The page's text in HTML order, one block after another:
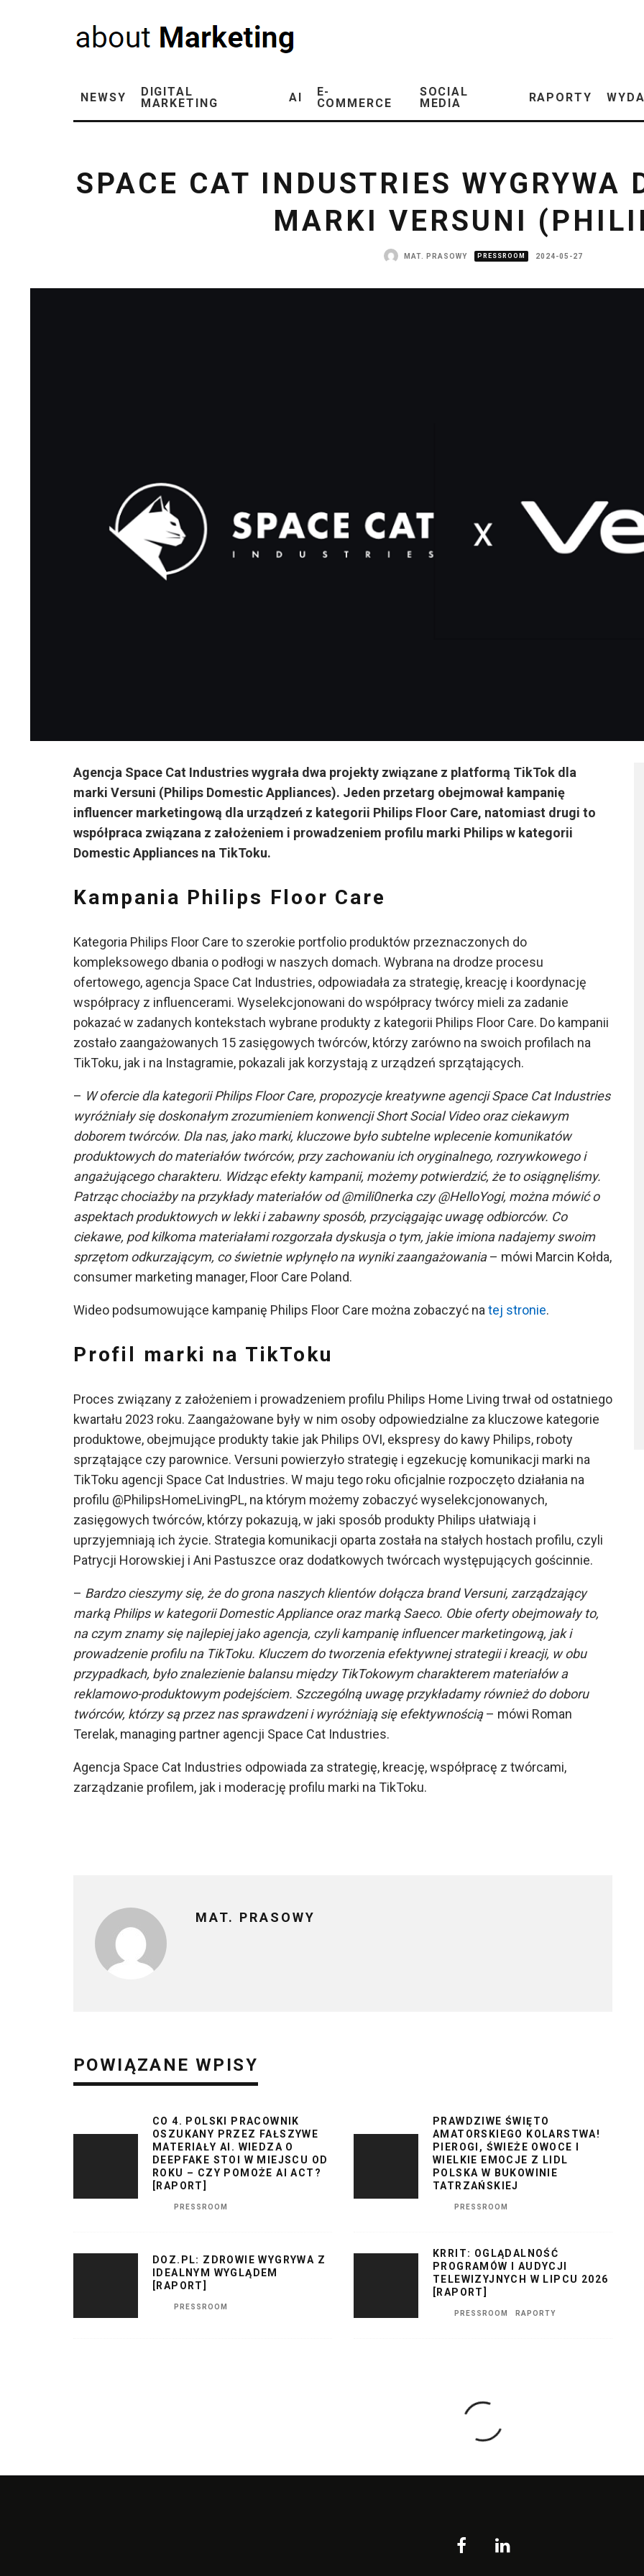
NEWSY
DIGITAL
MARKETING
AI
E-
COMMERCE
SOCIAL
MEDIA
RAPORTY
SPACE CAT INDUSTRIES WYGRYWA
MARKI VERSUNI
MAT. PRASOWY PRESSROOM 2024-05-27
Agencja Space Cat Industries wygrała dwa projekty związane z platformą TikTok dla
marki Versuni (Philips Domestic Appliances). Jeden przetarg obejmował kampanię
influencer marketingową dla urządzeń z kategorii Philips Floor Care, natomiast drugi to
współpraca związana z założeniem i prowadzeniem profilu marki Philips w kategorii
Domestic Appliances na TikToku.
Kampania Philips Floor Care
Kategoria Philips Floor Care to szerokie portfolio produktów przeznaczonych do
kompleksowego dbania o podłogi w naszych domach. Wybrana na drodze procesu
ofertowego, agencja Space Cat Industries, odpowiadała za strategię, kreację i koordynację
współpracy z influencerami. Wyselekcjonowani do współpracy twórcy mieli za zadanie
pokazać w zadanych kontekstach wybrane produkty z kategorii Philips Floor Care. Do kampanii
zostało zaangażowanych 15 zasięgowych twórców, którzy zarówno na swoich profilach na
TikToku, jak i na Instagramie, pokazali jak korzystają z urządzeń sprzątających.
– W ofercie dla kategorii Philips Floor Care, propozycje kreatywne agencji Space Cat Industries
wyróżniały się doskonałym zrozumieniem konwencji Short Social Video oraz ciekawym
doborem twórców. Dla nas, jako marki, kluczowe było subtelne wplecenie komunikatów
produktowych do materiałów twórców, przy zachowaniu ich oryginalnego, rozrywkowego i
angażującego charakteru. Widząc efekty kampanii, możemy potwierdzić, że to osiągnęliśmy.
Patrząc chociażby na przykłady materiałów od @mili0nerka czy @HelloYogi, można mówić o
aspektach produktowych w lekki i zabawny sposób, przyciągając uwagę odbiorców. Co
ciekawe, pod kilkoma materiałami rozgorzała dyskusja o tym, jakie imiona nadajemy swoim
sprzętom odkurzającym, co świetnie wpłynęło na wyniki zaangażowania– mówi Marcin Kołda,
consumer marketing manager, Floor Care Poland.
Wideo podsumowujące kampanię Philips Floor Care można zobaczyć na tej stronie.
Profil marki na TikToku
Proces związany z założeniem i prowadzeniem profilu Philips Home Living trwał od ostatniego
kwartału 2023 roku. Zaangażowane były w nim osoby odpowiedzialne za kluczowe kategorie
produktowe, obejmujące produkty takie jak Philips OVI, ekspresy do kawy Philips, roboty
sprzątające czy parownice. Versuni powierzyło strategię i egzekucję komunikacji marki na
TikToku agencji Space Cat Industries. W maju tego roku oficjalnie rozpoczęto działania na
profilu @PhilipsHomeLivingPL, na którym możemy zobaczyć wyselekcjonowanych,
zasięgowych twórców, którzy pokazują, w jaki sposób produkty Philips ułatwiają i
uprzyjemniają ich życie. Strategia komunikacji oparta została na stałych hostach profilu, czyli
Patrycji Horowskiej i Ani Pastuszce oraz dodatkowych twórcach występujących gościnnie.
– Bardzo cieszymy się, że do grona naszych klientów dołącza brand Versuni, zarządzający
marką Philips w kategorii Domestic Appliance oraz marką Saeco. Obie oferty obejmowały to,
na czym znamy się najlepiej jako agencja, czyli kampanię influencer marketingową, jak i
prowadzenie profilu na TikToku. Kluczem do tworzenia efektywnej strategii i kreacji, w obu
przypadkach, było znalezienie balansu między TikTokowym charakterem materiałów a
reklamowo-produktowym podejściem. Szczególną uwagę przykładamy również do doboru
twórców, którzy są przez nas sprawdzeni i wyróżniają się efektywnością– mówi Roman
Terelak, managing partner agencji Space Cat Industries.
Agencja Space Cat Industries odpowiada za strategię, kreację, współpracę z twórcami,
zarządzanie profilem, jak i moderację profilu marki na TikToku.
MAT. PRASOWY
POWIĄZANE WPISY
CO 4. POLSKI PRACOWNIK
OSZUKANY PRZEZ FAŁSZYWE
MATERIAŁY AI. WIEDZA O
DEEPFAKE STOI W MIEJSCU OD
ROKU – CZY POMOŻE AI ACT?
[RAPORT]
PRESSROOM
PRAWDZIWE ŚWIĘTO
AMATORSKIEGO KOLARSTWA!
PIEROGI, ŚWIEŻE OWOCE I
WIELKIE EMOCJE Z LIDL
POLSKA W BUKOWINIE
TATRZAŃSKIEJ
PRESSROOM
DOZ.PL: ZDROWIE WYGRYWA Z
IDEALNYM WYGLĄDEM
[RAPORT]
PRESSROOM
KRRIT: OGLĄDALNOŚĆ
PROGRAMÓW I AUDYCJI
TELEWIZYJNYCH W LIPCU 2026
[RAPORT]
PRESSROOM RAPORTY